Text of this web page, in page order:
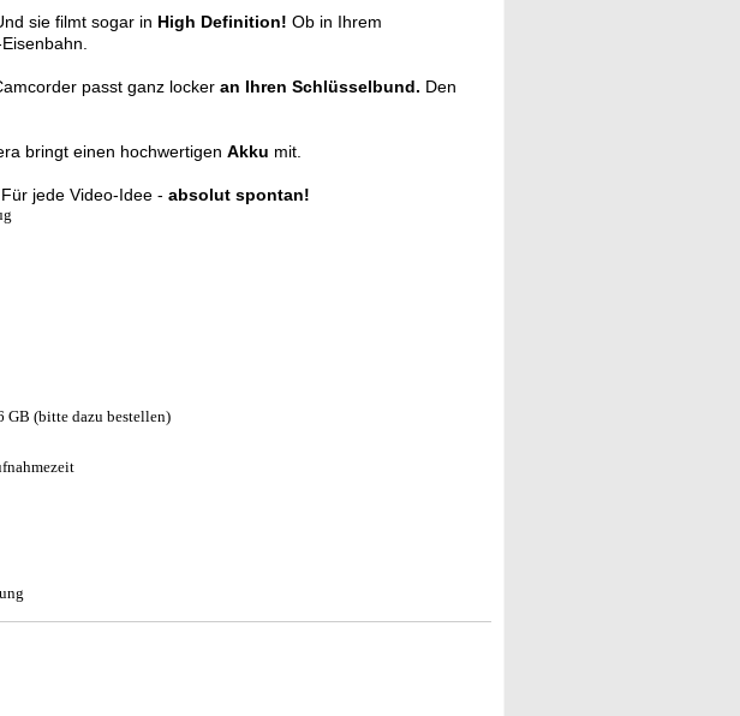
sie filmt sogar in High Definition! Ob in Ihrem
passt ganz locker an Ihren Schlüsselbund. Den
bringt einen hochwertigen Akku mit.
jede Video-Idee - absolut spontan!
GB (bitte dazu bestellen)